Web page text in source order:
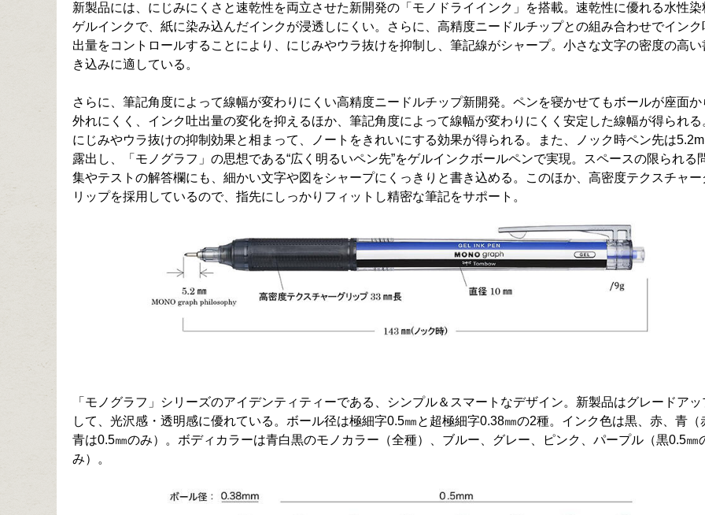
新製品には、にじみにくさと速乾性を両立させた新開発の「モノドライインク」を搭載。速乾性に優れる水性染
ゲルインクで、紙に染み込んだインクが浸透しにくい。さらに、高精度ニードルチップとの組み合わせでインク
出量をコントロールすることにより、にじみやウラ抜けを抑制し、筆記線がシャープ。小さな文字の密度の高い
き込みに適している。
さらに、筆記角度によって線幅が変わりにくい高精度ニードルチップ新開発。ペンを寝かせてもボールが座面か
外れにくく、インク吐出量の変化を抑えるほか、筆記角度によって線幅が変わりにくく安定した線幅が得られる
にじみやウラ抜けの抑制効果と相まって、ノートをきれいにする効果が得られる。また、ノック時ペン先は
露出し、「モノグラフ」の思想である“広く明るいペン先”をゲルインクボールペンで実現。スペースの限られる
集やテストの解答欄にも、細かい文字や図をシャープにくっきりと書き込める。このほか、高密度テクスチャー
リップを採用しているので、指先にしっかりフィットし精密な筆記をサポート。
「モノグラフ」シリーズのアイデンティティーである、シンプル＆スマートなデザイン。新製品はグレードアッ
して、光沢感・透明感に優れている。ボール径は極細字0.5㎜と超極細字0.38㎜の2種。インク色は黒、赤、青（
青は0.5㎜のみ）。ボディカラーは青白黒のモノカラー（全種）、ブルー、グレー、ピンク、パープル（黒0.5㎜
み）。